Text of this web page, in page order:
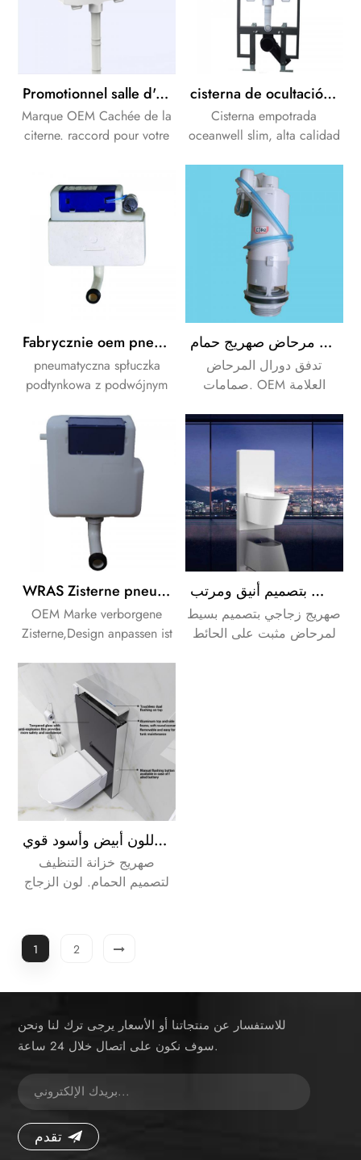
Promotionnel salle d'eau raccord de réservoir en plastique de toilette caché Citerne
Marque OEM Cachée de la
citerne. raccord pour votre
cisterna de ocultación certificada ce para baño de inodoro de pie
Cisterna empotrada
oceanwell slim, alta calidad
Fabrycznie oem pneumatyczna spłuczka podtynkowa z podwójnym spłukiwaniem
pneumatyczna spłuczka
podtynkowa z podwójnym
górne panele dostępowe do
montażu w toaletkach.
هوائي مخرج / تدفق صمام مرحاض صهريج حمام
تدفق دورال المرحاض
صمامات. OEM العلامة
WRAS Zisterne pneumatischer Spülkasten HDPE Tankzisterne
OEM Marke verborgene
Zisterne,Design anpassen ist
صهريج معاصر لوحدات المراحيض بتصميم أنيق ومرتب
صهريج زجاجي بتصميم بسيط
لمرحاض مثبت على الحائط
صهريج خزانة زجاجي مزدوج اللون أبيض وأسود قوي
صهريج خزانة التنظيف
لتصميم الحمام. لون الزجاج
1 2
للاستفسار عن منتجاتنا أو الأسعار يرجى ترك لنا ونحن
سوف نكون على اتصال خلال 24 ساعة.
تقدم